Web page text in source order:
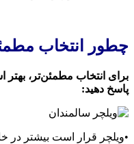
چطور انتخاب
برای انتخاب مطمئن‌تر،
پاسخ دهید:
•ویلچر قرار است بیشتر در